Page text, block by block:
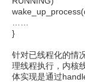
}
针对已线程化的情
理线程执行，内核
体实现是通过